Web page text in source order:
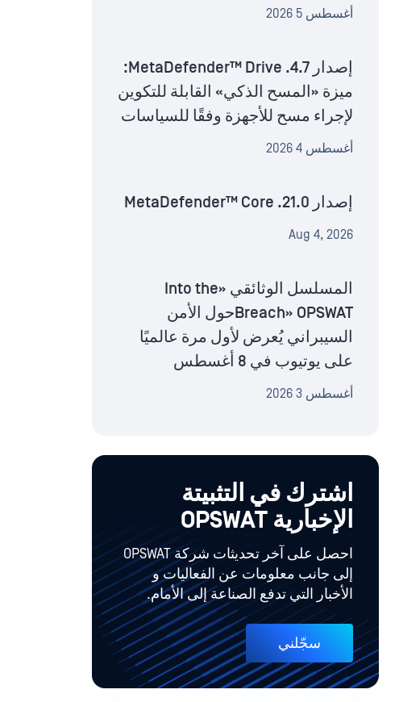
أغسطس 5 2026
إصدار MetaDefender™ Drive .4.7:
ميزة «المسح الذكي» القابلة للتكوين
لإجراء مسح للأجهزة وفقًا للسياسات
أغسطس 4 2026
إصدار MetaDefender™ Core .21.0
Aug 4, 2026
المسلسل الوثائقي «Into the
Breach» OPSWATحول الأمن
السيبراني يُعرض لأول مرة عالميًا
على يوتيوب في 8 أغسطس
أغسطس 3 2026
اشترك في التثبيتة
الإخبارية OPSWAT
احصل على آخر تحديثات شركة OPSWAT
إلى جانب معلومات عن الفعاليات و
الأخبار التي تدفع الصناعة إلى الأمام.
سجّلني